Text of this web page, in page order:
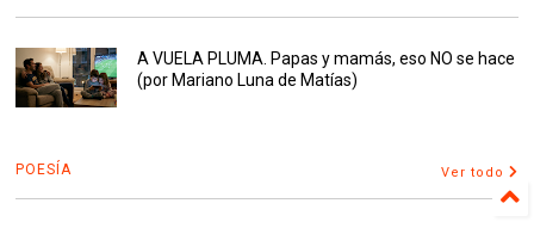
A VUELA PLUMA. Papas y mamás, eso NO se hace
(por Mariano Luna de Matías)
POESÍA Ver todo